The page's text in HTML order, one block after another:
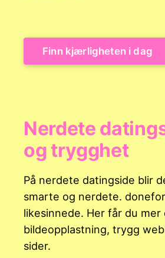
Finn kjærligheten i dag
Nerdete
og trygghet
På nerdete datingside blir
smarte og nerdete.
likesinnede. Her får du
bildeopplastning, trygg
sider.